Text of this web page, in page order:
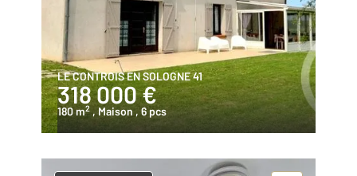
LE CONTROIS EN SOLOGNE 41
318 000 €
180 m2 , Maison , 6 pcs